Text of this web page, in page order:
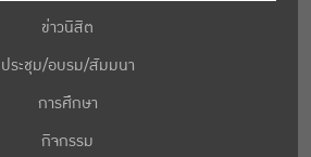
ข่าวนิสิต
ประชุม/อบรม/สัมมนา
การศึกษา
กิจกรรม